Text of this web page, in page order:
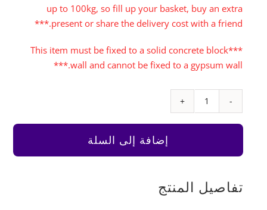
up to 100kg, so fill up your basket, buy an extra
present or share the delivery cost with a friend.***
***This item must be fixed to a solid concrete block
wall and cannot be fixed to a gypsum wall.***
كمية
جدار
مع
حصيرة
إضافة إلى السلة
تفاصيل المنتج